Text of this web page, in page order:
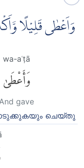
وَاَعْطٰى قَلِيْلًا
wa-aʿṭā
وَأَعْطَىٰ
And gave
ചെയ്തു